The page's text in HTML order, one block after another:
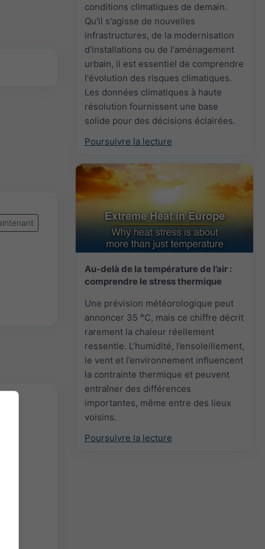
conditions climatiques de demain.
Qu'il s'agisse de nouvelles
infrastructures, de la modernisation
d'installations ou de l'aménagement
urbain, il est essentiel de comprendre
l'évolution des risques climatiques.
Les données climatiques à haute
résolution fournissent une base
solide pour des décisions éclairées.
Poursuivre la lecture
Au-delà de la température de l’air :
comprendre le stress thermique
Une prévision météorologique peut
annoncer 35 °C, mais ce chiffre décrit
rarement la chaleur réellement
ressentie. L’humidité, l’ensoleillement,
le vent et l’environnement influencent
la contrainte thermique et peuvent
entraîner des différences
importantes, même entre des lieux
voisins.
Poursuivre la lecture